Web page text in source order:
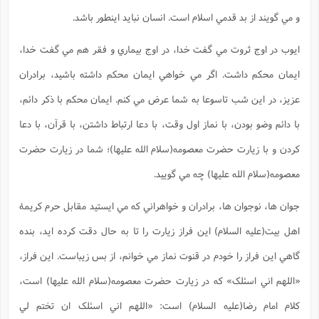
و مي گويند از بد قدمي اسلام است. انسان نبايد اينطور باشد.
ايوب در اوج ثروت مي گفت خدا، در اوج بيماري و فقر هم مي گفت خدا،
ايمان محکم داشت. اگر مي خواهي ايمان محکم داشته باشيد، برادران
عزيز، در اين شب تاسوعا به شما عرض مي کنم. ايمان محکم با ذکر دائم،
با دائم وضو بودن، با نماز اول وقت، با دعا ارتباط داشتن، با قرآن، با دعا
کردن و با زيارت حضرت معصومه(سلام الله علیها)؛ شما در زيارت حضرت
معصومه(سلام الله علیها) چه مي گوييد.
جوان ها، نوجوان ها، برادران و خواهراني که مي ايستيد مقابل حرم کريمۀ
اهل بيت(علیه السلام) اين فراز زيارت را تا به حال دقت کرده ايد، بنده
گاهي اين فراز را خودم در قنوت نماز مي خوانم، از بس زيباست. اين فراز،
«اللهم اني اسئلک» که در زيارت حضرت معصومه(سلام الله علیها) است،
کلام امام رضا(علیه السلام) است: «اللهم اني اسئلک ان تختم لي